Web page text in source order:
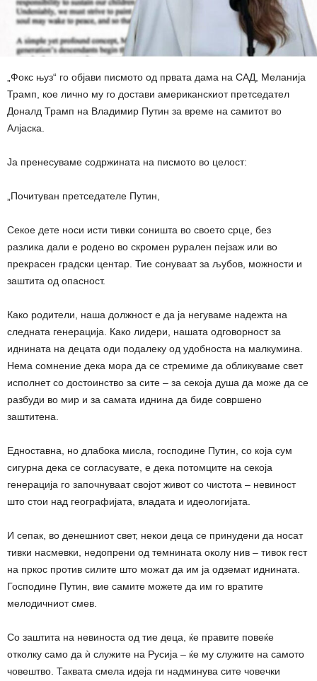
„Фокс њуз“ го објави писмото од првата дама на САД, Меланија
Трамп, кое лично му го достави американскиот претседател
Доналд Трамп на Владимир Путин за време на самитот во
Алјаска.
Ја пренесуваме содржината на писмото во целост:
„Почитуван претседателе Путин,
Секое дете носи исти тивки соништа во своето срце, без
разлика дали е родено во скромен рурален пејзаж или во
прекрасен градски центар. Тие сонуваат за љубов, можности и
заштита од опасност.
Како родители, наша должност е да ја негуваме надежта на
следната генерација. Како лидери, нашата одговорност за
иднината на децата оди подалеку од удобноста на малкумина.
Нема сомнение дека мора да се стремиме да обликуваме свет
исполнет со достоинство за сите – за секоја душа да може да се
разбуди во мир и за самата иднина да биде совршено
заштитена.
Едноставна, но длабока мисла, господине Путин, со која сум
сигурна дека се согласувате, е дека потомците на секоја
генерација го започнуваат својот живот со чистота – невиност
што стои над географијата, владата и идеологијата.
И сепак, во денешниот свет, некои деца се принудени да носат
тивки насмевки, недопрени од темнината околу нив – тивок гест
на пркос против силите што можат да им ја одземат иднината.
Господине Путин, вие самите можете да им го вратите
мелодичниот смев.
Со заштита на невиноста од тие деца, ќе правите повеќе
отколку само да ѝ служите на Русија – ќе му служите на самото
човештво. Таквата смела идеја ги надминува сите човечки